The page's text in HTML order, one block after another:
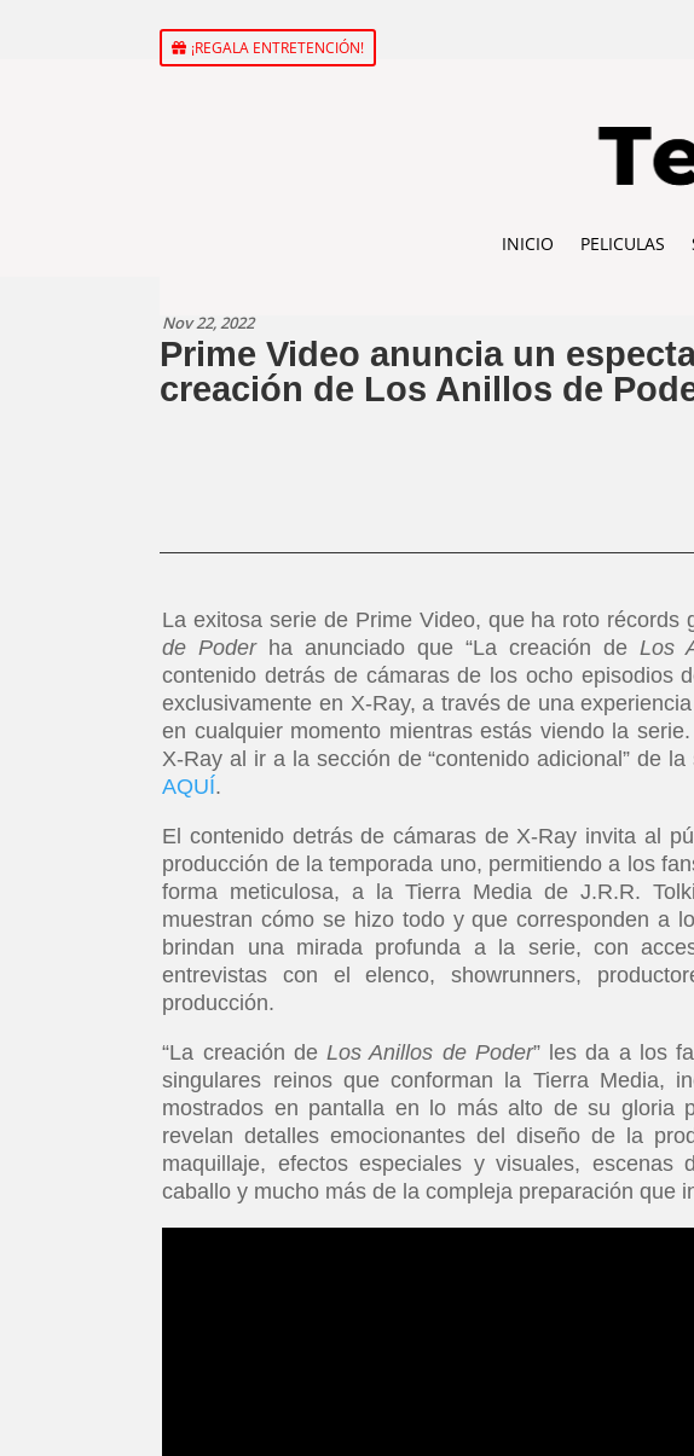
¡REGALA ENTRETENCIÓN!
INICIO PELICULAS
Nov 22, 2022
Prime Video anuncia un
creación de Los Anillos de
La exitosa serie de Prime Video, que ha roto récords
de Poder ha anunciado que “La creación de Los
contenido detrás de cámaras de los ocho episodios
exclusivamente en X-Ray, a través de una
en cualquier momento mientras estás viendo la
X-Ray al ir a la sección de “contenido adicional” de
AQUÍ.
El contenido detrás de cámaras de X-Ray invita al
producción de la temporada uno, permitiendo a los
forma meticulosa, a la Tierra Media de J.R.R.
muestran cómo se hizo todo y que corresponden a
brindan una mirada profunda a la serie, con
entrevistas con el elenco, showrunners,
producción.
“La creación deLos Anillos de Poder” les da a los
singulares reinos que conforman la Tierra Media,
mostrados en pantalla en lo más alto de su gloria
revelan detalles emocionantes del diseño de la
maquillaje, efectos especiales y visuales,
caballo y mucho más de la compleja preparación que